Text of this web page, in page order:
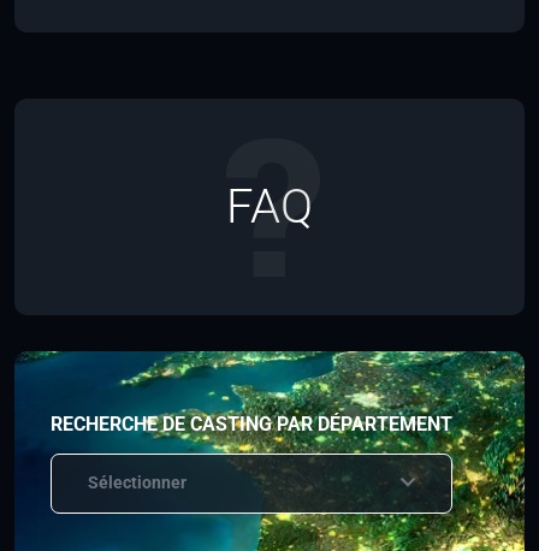
FAQ
RECHERCHE DE CASTING PAR DÉPARTEMENT
Sélectionner